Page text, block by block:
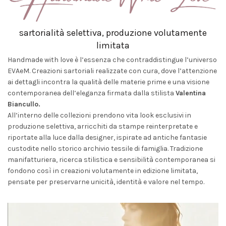
sartorialità selettiva, produzione volutamente
limitata
Handmade with love è l’essenza che contraddistingue l’universo
EVAeM. Creazioni sartoriali realizzate con cura, dove l’attenzione
ai dettagli incontra la qualità delle materie prime e una visione
contemporanea dell’eleganza firmata dalla stilista Valentina
Biancullo.
All’interno delle collezioni prendono vita look esclusivi in
produzione selettiva, arricchiti da stampe reinterpretate e
riportate alla luce dalla designer, ispirate ad antiche fantasie
custodite nello storico archivio tessile di famiglia. Tradizione
manifatturiera, ricerca stilistica e sensibilità contemporanea si
fondono così in creazioni volutamente in edizione limitata,
pensate per preservarne unicità, identità e valore nel tempo.